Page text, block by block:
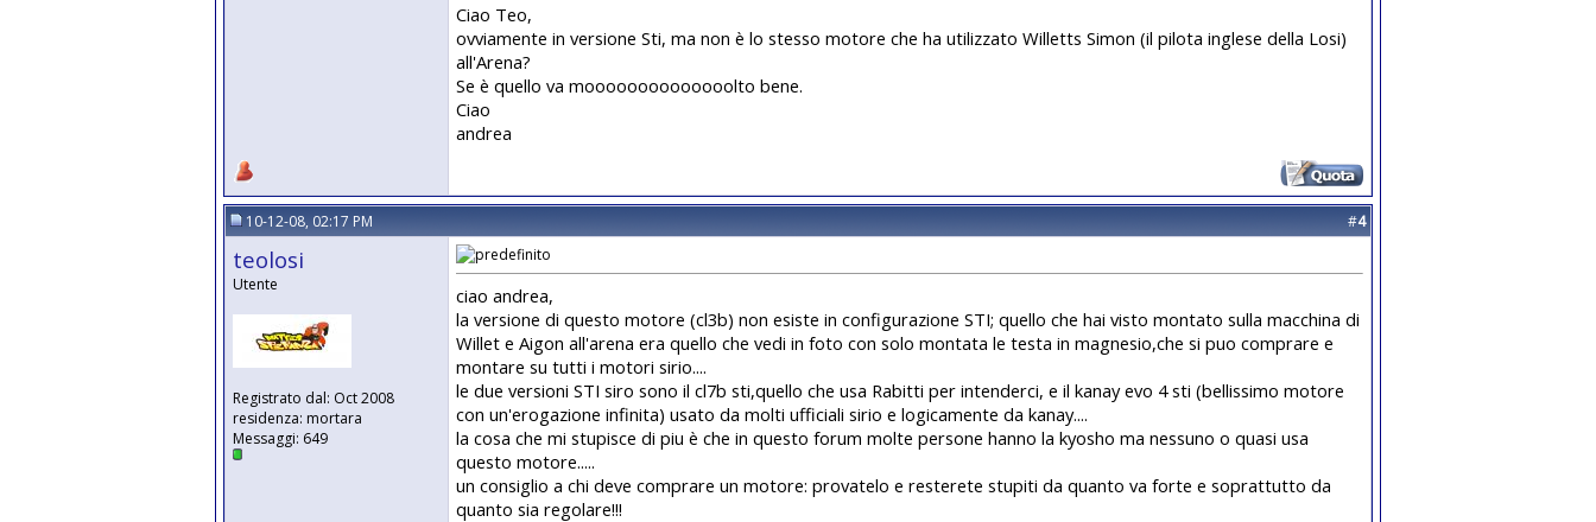
Ciao Teo,
ovviamente in versione Sti, ma non è lo stesso motore che ha utilizzato Willetts Simon (il pilota inglese della Losi)
all'Arena?
Se è quello va moooooooooooooolto bene.
Ciao
andrea
10-12-08, 02:17 PM #4
teolosi
Utente
Registrato dal: Oct 2008
residenza: mortara
Messaggi: 649
ciao andrea,
la versione di questo motore (cl3b) non esiste in configurazione STI; quello che hai visto montato sulla macchina di
Willet e Aigon all'arena era quello che vedi in foto con solo montata le testa in magnesio,che si puo comprare e
montare su tutti i motori sirio....
le due versioni STI siro sono il cl7b sti,quello che usa Rabitti per intenderci, e il kanay evo 4 sti (bellissimo motore
con un'erogazione infinita) usato da molti ufficiali sirio e logicamente da kanay....
la cosa che mi stupisce di piu è che in questo forum molte persone hanno la kyosho ma nessuno o quasi usa
questo motore.....
un consiglio a chi deve comprare un motore: provatelo e resterete stupiti da quanto va forte e soprattutto da
quanto sia regolare!!!